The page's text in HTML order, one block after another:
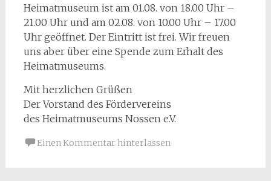
Heimatmuseum ist am 01.08. von 18.00 Uhr –
21.00 Uhr und am 02.08. von 10.00 Uhr – 17.00
Uhr geöffnet. Der Eintritt ist frei. Wir freuen
uns aber über eine Spende zum Erhalt des
Heimatmuseums.
Mit herzlichen Grüßen
Der Vorstand des Fördervereins
des Heimatmuseums Nossen e.V.
Einen Kommentar hinterlassen